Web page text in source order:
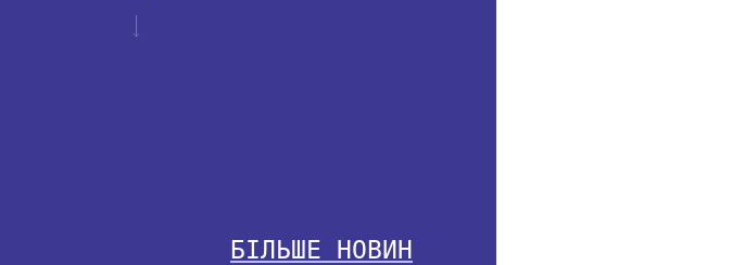
БІЛЬШЕ НОВИН